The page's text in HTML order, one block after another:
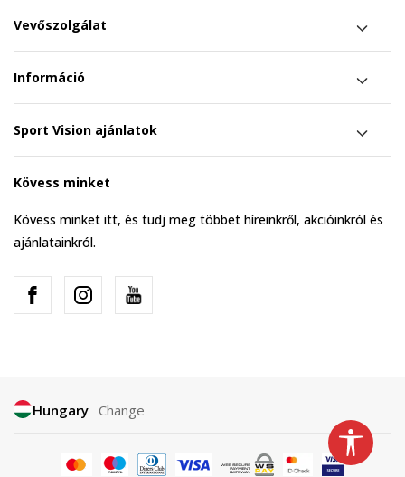
Vevőszolgálat
Információ
Sport Vision ajánlatok
Kövess minket
Kövess minket itt, és tudj meg többet híreinkről, akcióinkról és
ajánlatainkról.
Hungary Change